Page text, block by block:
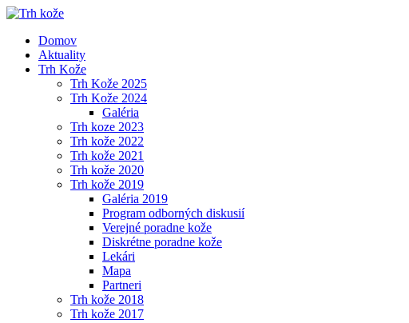
Domov
Aktuality
Trh Kože
Trh Kože 2025
Trh Kože 2024
Galéria
Trh koze 2023
Trh kože 2022
Trh kože 2021
Trh kože 2020
Trh kože 2019
Galéria 2019
Program odborných diskusií
Verejné poradne kože
Diskrétne poradne kože
Lekári
Mapa
Partneri
Trh kože 2018
Trh kože 2017